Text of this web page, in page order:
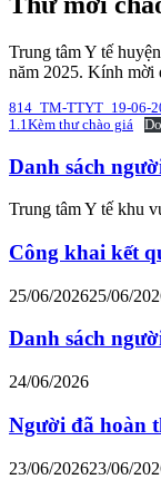
Trung tâm Y tế
năm 2025. Kính mời
814_TM-TTYT_19-06-
1.1Kèm thư chào giá
Danh sách
Trung tâm Y tế khu
Công khai kết
25/06/202625/06/
Danh sách
24/06/2026
Người đã hoàn
23/06/202623/06/